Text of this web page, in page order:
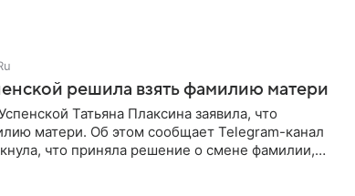
решила взять фамилию матери
Татьяна Плаксина заявила, что
матери. Об этом сообщает Telegram-канал
что приняла решение о смене фамилии,